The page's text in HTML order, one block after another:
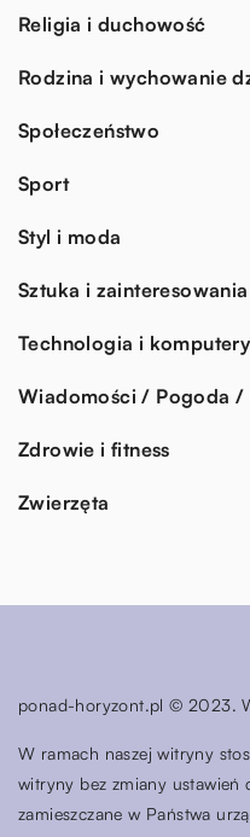
Religia i duchowość
Rodzina i wychowanie
Społeczeństwo
Sport
Styl i moda
Sztuka i zainteresowania
Technologia i komputery
Wiadomości / Pogoda /
Zdrowie i fitness
Zwierzęta
ponad-horyzont.pl © 2023.
W ramach naszej witryny
witryny bez zmiany ustawień
zamieszczane w Państwa